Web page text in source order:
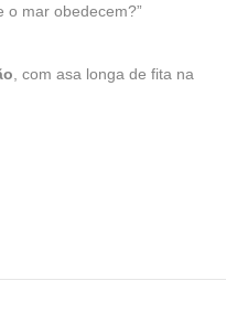
o mar obedecem?”
, com asa longa de fita na